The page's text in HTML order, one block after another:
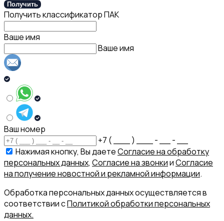
Получить
Получить классификатор ПАК
Ваше имя
Ваше имя
Ваш номер
+7 ( ___ ) ___ - __ - __
Нажимая кнопку, Вы даетеСогласие на обработку
персональных данных, Согласие на звонкииСогласие
на получение новостной и рекламной информации.
Обработка персональных данных осуществляется в
соответствии сПолитикой обработки персональных
данных.